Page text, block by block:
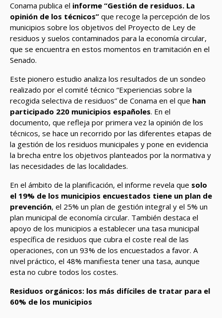
Conama publica el informe “Gestión de residuos. La
opinión de los técnicos” que recoge la percepción de los
municipios sobre los objetivos del Proyecto de Ley de
residuos y suelos contaminados para la economía circular,
que se encuentra en estos momentos en tramitación en el
Senado.
Este pionero estudio analiza los resultados de un sondeo
realizado por el comité técnico “Experiencias sobre la
recogida selectiva de residuos” de Conama en el que han
participado 220 municipios españoles. En el
documento, que refleja por primera vez la opinión de los
técnicos, se hace un recorrido por las diferentes etapas de
la gestión de los residuos municipales y pone en evidencia
la brecha entre los objetivos planteados por la normativa y
las necesidades de las localidades.
En el ámbito de la planificación, el informe revela que solo
el 19% de los municipios encuestados tiene un plan de
prevención, el 25% un plan de gestión integral y el 5% un
plan municipal de economía circular. También destaca el
apoyo de los municipios a establecer una tasa municipal
específica de residuos que cubra el coste real de las
operaciones, con un 93% de los encuestados a favor. A
nivel práctico, el 48% manifiesta tener una tasa, aunque
esta no cubre todos los costes.
Residuos orgánicos: los más difíciles de tratar para el
60% de los municipios